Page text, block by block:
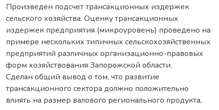
Произведен подсчет трансакционных издержек
сельского хозяйства. Оценку трансакционных
издержек предприятия (микроуровень) проведено на
примере нескольких типичных сельскохозяйственных
предприятий различных организационно-правовых
форм хозяйствования Запорожской области.
Сделан общий вывод о том, что развитие
трансакционного сектора должно положительно
влиять на размер валового регионального продукта,